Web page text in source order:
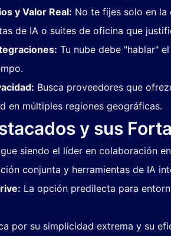
y Valor Real: No te fijes solo en la
de IA o suites de oficina que
Tu nube debe "hablar"
Busca proveedores que
en múltiples regiones geográficas.
y sus
siendo el líder en colaboración
conjunta y herramientas de IA
La opción predilecta para
por su simplicidad extrema y su